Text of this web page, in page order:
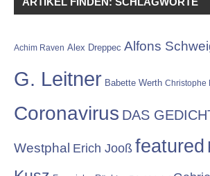
Achim Raven Alex Dreppec Alfons
G. Leitner Babette Werth Christophe
Coronavirus DAS
Westphal Erich Jooß featured